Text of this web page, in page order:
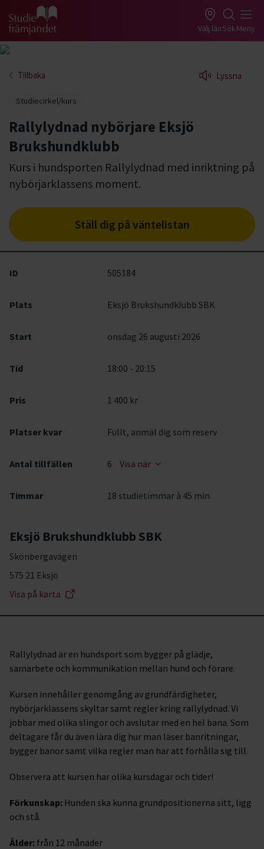
Gå till studiefrämjandets startsida Välj länSökMeny
Tillbaka Lyssna
Studiecirkel/kurs
Rallylydnad nybörjare Eksjö
Brukshundklubb
Kurs i hundsporten Rallylydnad med inriktning på
nybörjarklassens moment.
Ställ dig på väntelistan
ID 505184
Plats Eksjö Brukshundklubb SBK
Start onsdag 26 augusti 2026
Tid 18:00 - 20:15
Pris 1 400 kr
Platser kvar Fullt, anmäl dig som reserv
Antal tillfällen 6 Visa när
Timmar 18 studietimmar à 45 min
Eksjö Brukshundklubb SBK
Skönbergavägen
575 21 Eksjö
Visa på karta
Rallylydnad är en hundsport som bygger på glädje,
samarbete och kommunikation mellan hund och förare.
Kursen innehåller genomgång av grundfärdigheter,
nybörjarklassens skyltar samt regler kring rallylydnad. Vi
jobbar med olika slingor och avslutar med en hel bana. Som
deltagare får du även lära dig hur man läser banritningar,
bygger banor samt vilka regler man har att förhålla sig till.
Observera att kursen har olika kursdagar och tider!
Förkunskap: Hunden ska kunna grundpositionerna sitt, ligg
och stå.
Ålder: från 12 månader